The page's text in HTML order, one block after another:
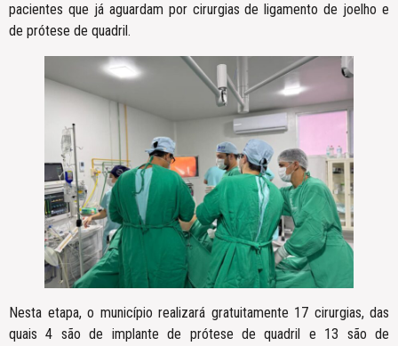
pacientes que já aguardam por cirurgias de ligamento de joelho e
de prótese de quadril.
Nesta etapa, o município realizará gratuitamente 17 cirurgias, das
quais 4 são de implante de prótese de quadril e 13 são de